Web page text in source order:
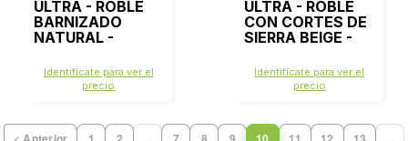
ULTRA - ROBLE
BARNIZADO
NATURAL -
Identifícate para ver el
precio
ULTRA - ROBLE
CON CORTES DE
SIERRA BEIGE -
Identifícate para ver el
precio